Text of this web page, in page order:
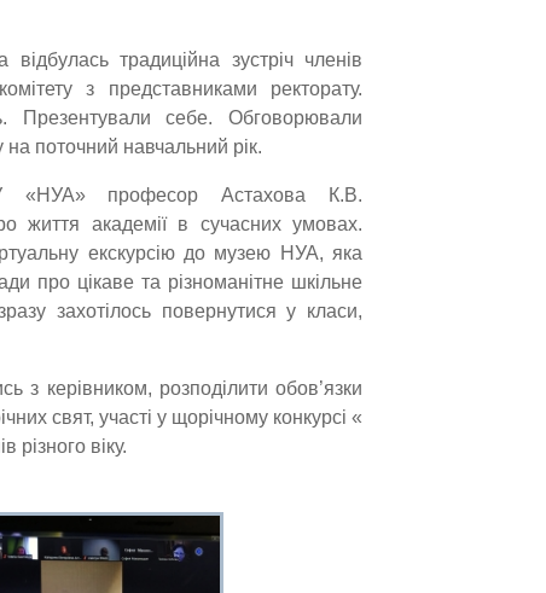
відбулась традиційна зустріч членів
з представниками ректорату.
Презентували себе. Обговорювали
на поточний навчальний рік.
«НУА» професор Астахова К.В.
життя академії в сучасних умовах.
екскурсію до музею НУА, яка
про цікаве та різноманітне шкільне
захотілось повернутися у класи,
з керівником, розподілити обов’язки
свят, участі у щорічному конкурсі «
різного віку.